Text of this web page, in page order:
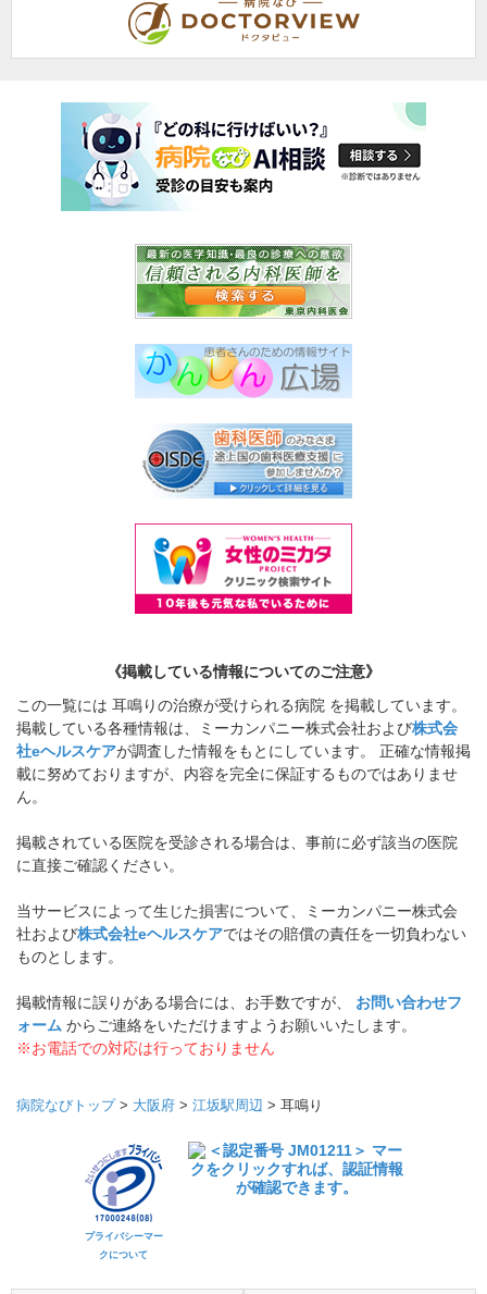
《掲載している情報についてのご注意》
この一覧には 耳鳴りの治療が受けられる病院 を掲載しています。
掲載している各種情報は、ミーカンパニー株式会社および株式会
社eヘルスケアが調査した情報をもとにしています。 正確な情報掲
載に努めておりますが、内容を完全に保証するものではありませ
ん。
掲載されている医院を受診される場合は、事前に必ず該当の医院
に直接ご確認ください。
当サービスによって生じた損害について、ミーカンパニー株式会
社および株式会社eヘルスケアではその賠償の責任を一切負わない
ものとします。
掲載情報に誤りがある場合には、お手数ですが、 お問い合わせフ
ォーム からご連絡をいただけますようお願いいたします。
※お電話での対応は行っておりません
病院なびトップ> 大阪府 > 江坂駅周辺 > 耳鳴り
プライバシーマー
クについて